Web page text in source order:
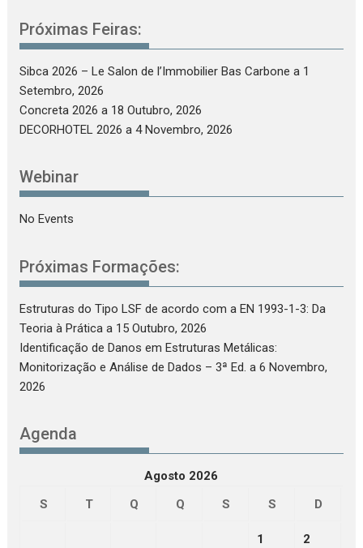
Próximas Feiras:
Sibca 2026 – Le Salon de l’Immobilier Bas Carbone a 1
Setembro, 2026
Concreta 2026 a 18 Outubro, 2026
DECORHOTEL 2026 a 4 Novembro, 2026
Webinar
No Events
Próximas Formações:
Estruturas do Tipo LSF de acordo com a EN 1993-1-3: Da
Teoria à Prática a 15 Outubro, 2026
Identificação de Danos em Estruturas Metálicas:
Monitorização e Análise de Dados – 3ª Ed. a 6 Novembro,
2026
Agenda
Agosto 2026
S
T Q Q S S D
1 2